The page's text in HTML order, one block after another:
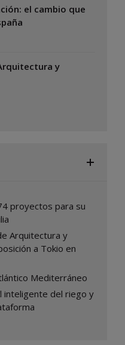
el cambio que
y
proyectos para su
Arquitectura y
a Tokio en
Mediterráneo
inteligente del riego y